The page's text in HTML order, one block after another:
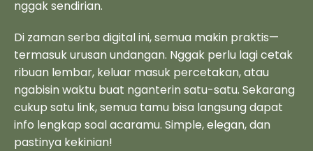
nggak sendirian.
Di zaman serba digital ini, semua makin praktis—
termasuk urusan undangan. Nggak perlu lagi cetak
ribuan lembar, keluar masuk percetakan, atau
ngabisin waktu buat nganterin satu-satu. Sekarang
cukup satu link, semua tamu bisa langsung dapat
info lengkap soal acaramu. Simple, elegan, dan
pastinya kekinian!